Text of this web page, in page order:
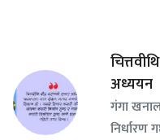
अध्ययन
गंगा
निर्धारण